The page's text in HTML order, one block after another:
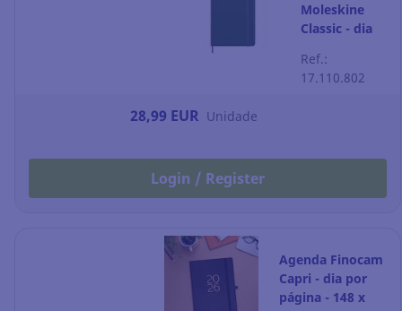
Moleskine
Classic - dia
130 x 210 mm
- verde-mirto
Ref.:
17.110.802
28,99 EUR Unidade
Login / Register
Agenda Finocam
Capri - dia por
página - 148 x